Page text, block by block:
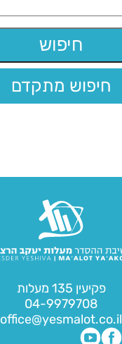
חיפוש מתקדם
פקיעין 135 מעלות
04-9979708
office@yesmalot.co.il